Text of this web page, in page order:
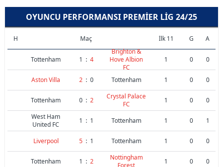
OYUNCU PERFORMANSI PREMIER LIG 24/25
H Maç İlk 11 G A
Tottenham 1 : 4
Brighton &
Hove Albion
FC
1 0 0
Aston Villa 2 : 0 Tottenham 1 0 0
Tottenham 0 : 2
Crystal Palace
FC
1 0
0
West Ham
United FC
1 : 1 Tottenham 1 0 1
Liverpool 5 : 1 Tottenham 1 0 0
Tottenham 1 : 2
Nottingham
Forest
1 0
0